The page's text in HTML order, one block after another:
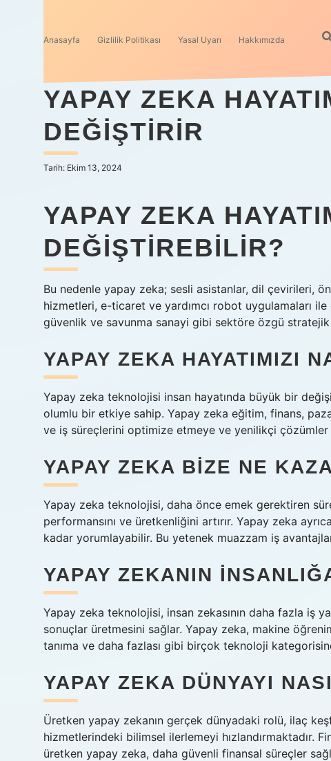
Anasayfa Gizlilik Politikası Yasal Uyarı Hakkımızda
YAPAY ZEKA
DEĞIŞTIRIR
Tarih: Ekim 13, 2024
YAPAY ZEKA
DEĞIŞTIREBILIR?
Bu nedenle yapay zeka; sesli asistanlar, dil çevirileri,
hizmetleri, e-ticaret ve yardımcı robot uygulamaları ile
güvenlik ve savunma sanayi gibi sektöre özgü stratejik
YAPAY ZEKA HAYATIMIZI
Yapay zeka teknolojisi insan hayatında büyük bir
olumlu bir etkiye sahip. Yapay zeka eğitim, finans,
ve iş süreçlerini optimize etmeye ve yenilikçi çözümler
YAPAY ZEKA BIZE NE
Yapay zeka teknolojisi, daha önce emek gerektiren
performansını ve üretkenliğini artırır. Yapay zeka
kadar yorumlayabilir. Bu yetenek muazzam iş
YAPAY ZEKANIN
Yapay zeka teknolojisi, insan zekasının daha fazla iş
sonuçlar üretmesini sağlar. Yapay zeka, makine
tanıma ve daha fazlası gibi birçok teknoloji
YAPAY ZEKA DÜNYAYI
Üretken yapay zekanın gerçek dünyadaki rolü, ilaç
hizmetlerindeki bilimsel ilerlemeyi hızlandırmaktadır.
üretken yapay zeka, daha güvenli finansal süreçler